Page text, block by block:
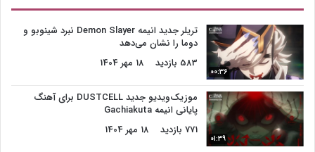
00:36
تریلر جدید انیمه Demon Slayer نبرد شینوبو و
دوما را نشان می‌دهد
583 بازدید
18 مهر 1404
01:39
موزیک‌ویدیو جدید DUSTCELL برای آهنگ
پایانی انیمه Gachiakuta
771 بازدید
18 مهر 1404